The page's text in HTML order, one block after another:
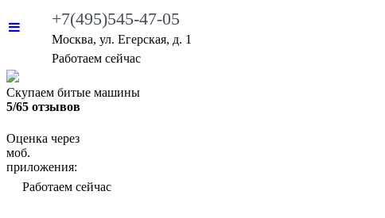
+7(495)545-47-05
Москва, ул. Егерская, д. 1
Работаем сейчас
Скупаем битые машины
5/65 отзывов
Оценка через
моб.
приложения:
Работаем сейчас